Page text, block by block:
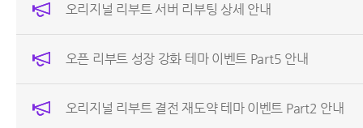
오리지널 리부트 서버 리부팅 상세 안내
오픈 리부트 성장 강화 테마 이벤트 Part5 안내
오리지널 리부트 결전 재도약 테마 이벤트 Part2 안내